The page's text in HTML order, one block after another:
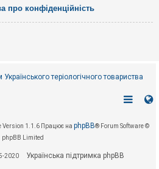
про конфіденційність
теріологічного товариства
Version 1.1.6 Працює на phpBB® Forum Software ©
phpBB Limited
2020 Українська підтримка phpBB